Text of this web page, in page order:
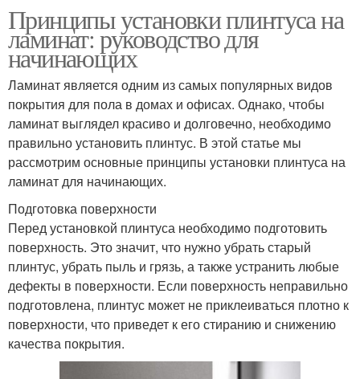
Принципы установки плинтуса на
ламинат: руководство для
начинающих
Ламинат является одним из самых популярных видов
покрытия для пола в домах и офисах. Однако, чтобы
ламинат выглядел красиво и долговечно, необходимо
правильно установить плинтус. В этой статье мы
рассмотрим основные принципы установки плинтуса на
ламинат для начинающих.
Подготовка поверхности
Перед установкой плинтуса необходимо подготовить
поверхность. Это значит, что нужно убрать старый
плинтус, убрать пыль и грязь, а также устранить любые
дефекты в поверхности. Если поверхность неправильно
подготовлена, плинтус может не приклеиваться плотно к
поверхности, что приведет к его стиранию и снижению
качества покрытия.